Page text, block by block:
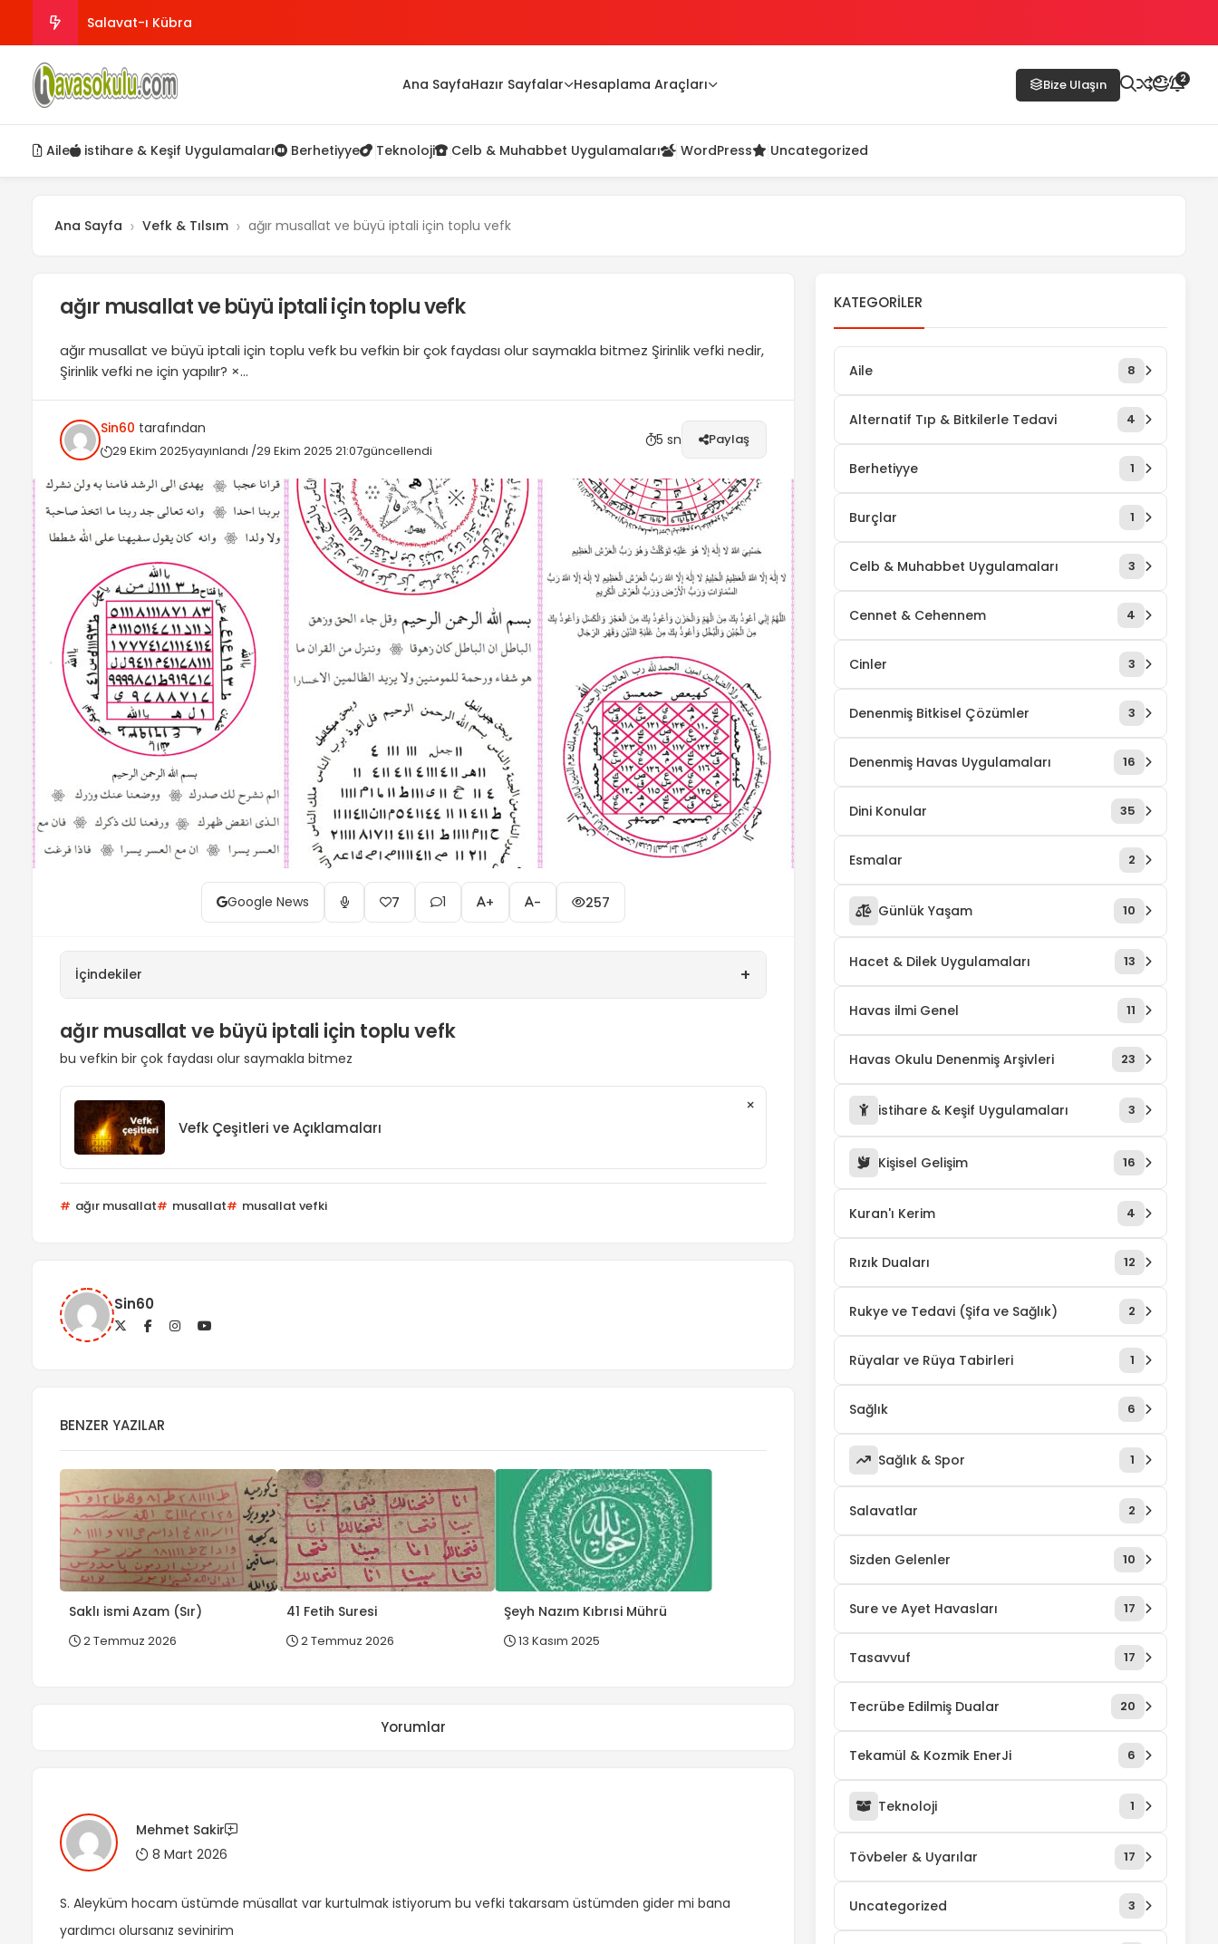
Salavat-ı Kübra
Burçlara göre Vefk tablosu
istediğiniz kişinin rüyasına girmek
Ana SayfaHazır Sayfalar Hesaplama Araçları Bize Ulaşın 2
Aile istihare & Keşif Uygulamaları Berhetiyye Teknoloji Celb & Muhabbet Uygulamaları WordPress Uncategorized
Ana Sayfa Vefk & Tılsım ağır musallat ve büyü iptali için toplu vefk
ağır musallat ve büyü iptali için toplu vefk
ağır musallat ve büyü iptali için toplu vefk bu vefkin bir çok faydası olur saymakla bitmez Şirinlik vefki nedir,
Şirinlik vefki ne için yapılır? ×...
Sin60 tarafından
29 Ekim 2025yayınlandı /29 Ekim 2025 21:07güncellendi
5 sn Paylaş
Google News 7 1 + - 257
İçindekiler +
ağır musallat ve büyü iptali için toplu vefk
bu vefkin bir çok faydası olur saymakla bitmez
Vefk Çeşitleri ve Açıklamaları
×
ağır musallat musallat musallat vefki
Sin60
BENZER YAZILAR
Saklı ismi Azam (Sır)
2 Temmuz 2026
41 Fetih Suresi
2 Temmuz 2026
Şeyh Nazım Kıbrısi Mührü
13 Kasım 2025
Yorumlar
Mehmet Sakir
8 Mart 2026
S. Aleyküm hocam üstümde müsallat var kurtulmak istiyorum bu vefki takarsam üstümden gider mi bana
yardımcı olursanız sevinirim
KATEGORILER
Aile 8
Alternatif Tıp & Bitkilerle Tedavi 4
Berhetiyye 1
Burçlar 1
Celb & Muhabbet Uygulamaları 3
Cennet & Cehennem 4
Cinler 3
Denenmiş Bitkisel Çözümler 3
Denenmiş Havas Uygulamaları 16
Dini Konular 35
Esmalar 2
Günlük Yaşam 10
Hacet & Dilek Uygulamaları 13
Havas ilmi Genel 11
Havas Okulu Denenmiş Arşivleri 23
istihare & Keşif Uygulamaları 3
Kişisel Gelişim 16
Kuran'ı Kerim 4
Rızık Duaları 12
Rukye ve Tedavi (Şifa ve Sağlık) 2
Rüyalar ve Rüya Tabirleri 1
Sağlık 6
Sağlık & Spor 1
Salavatlar 2
Sizden Gelenler 10
Sure ve Ayet Havasları 17
Tasavvuf 17
Tecrübe Edilmiş Dualar 20
Tekamül & Kozmik EnerJi 6
Teknoloji 1
Tövbeler & Uyarılar 17
Uncategorized 3